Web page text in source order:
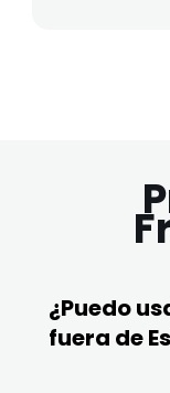
¿Puedo
fuera de